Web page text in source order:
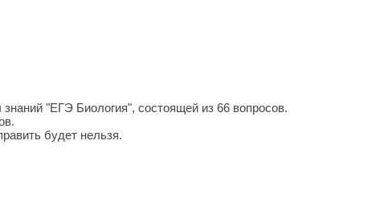
"ЕГЭ Биология", состоящей из 66 вопросов.
будет нельзя.